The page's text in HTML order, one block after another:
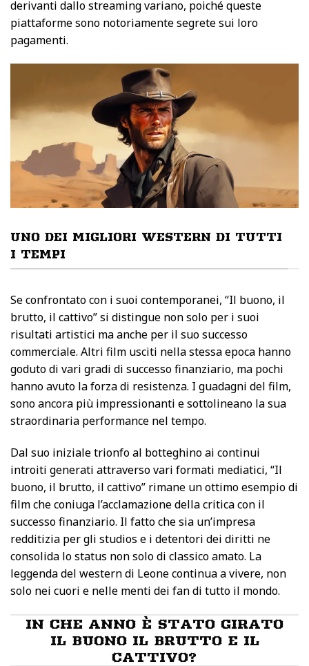
derivanti dallo streaming variano, poiché queste
piattaforme sono notoriamente segrete sui loro
pagamenti.
UNO DEI MIGLIORI WESTERN DI TUTTI
I TEMPI
Se confrontato con i suoi contemporanei, “Il buono, il
brutto, il cattivo” si distingue non solo per i suoi
risultati artistici ma anche per il suo successo
commerciale. Altri film usciti nella stessa epoca hanno
goduto di vari gradi di successo finanziario, ma pochi
hanno avuto la forza di resistenza. I guadagni del film,
sono ancora più impressionanti e sottolineano la sua
straordinaria performance nel tempo.
Dal suo iniziale trionfo al botteghino ai continui
introiti generati attraverso vari formati mediatici, “Il
buono, il brutto, il cattivo” rimane un ottimo esempio di
film che coniuga l’acclamazione della critica con il
successo finanziario. Il fatto che sia un’impresa
redditizia per gli studios e i detentori dei diritti ne
consolida lo status non solo di classico amato. La
leggenda del western di Leone continua a vivere, non
solo nei cuori e nelle menti dei fan di tutto il mondo.
IN CHE ANNO È STATO GIRATO
IL BUONO IL BRUTTO E IL
CATTIVO?